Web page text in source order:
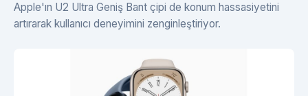
Apple'ın U2 Ultra Geniş Bant çipi de konum hassasiyetini
artırarak kullanıcı deneyimini zenginleştiriyor.